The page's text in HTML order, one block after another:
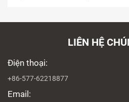
LIÊN HỆ
Điện thoại:
+86-577-62218877
Email: